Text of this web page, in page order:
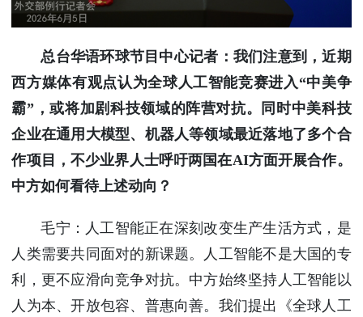
门负责
人
联系方
使馆掠
影
总台华语环球节目中心记者：我们注意到，近期
西方媒体有观点认为全球人工智能竞赛进入“中美争
霸”，或将加剧科技领域的阵营对抗。同时中美科技
企业在通用大模型、机器人等领域最近落地了多个合
作项目，不少业界人士呼吁两国在AI方面开展合作。
中方如何看待上述动向？
毛宁：人工智能正在深刻改变生产生活方式，是
人类需要共同面对的新课题。人工智能不是大国的专
利，更不应滑向竞争对抗。中方始终坚持人工智能以
人为本、开放包容、普惠向善。我们提出《全球人工